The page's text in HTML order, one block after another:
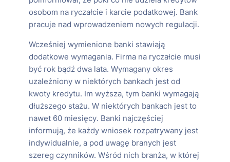
osobom na ryczałcie i karcie podatkowej. Bank
pracuje nad wprowadzeniem nowych regulacji.
Wcześniej wymienione banki stawiają
dodatkowe wymagania. Firma na ryczałcie musi
być rok bądź dwa lata. Wymagany okres
uzależniony w niektórych bankach jest od
kwoty kredytu. Im wyższa, tym banki wymagają
dłuższego stażu. W niektórych bankach jest to
nawet 60 miesięcy. Banki najczęściej
informują, że każdy wniosek rozpatrywany jest
indywidualnie, a pod uwagę branych jest
szereg czynników. Wśród nich branża, w której